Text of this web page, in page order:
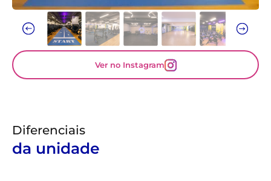
Ver no Instagram
Diferenciais
da unidade